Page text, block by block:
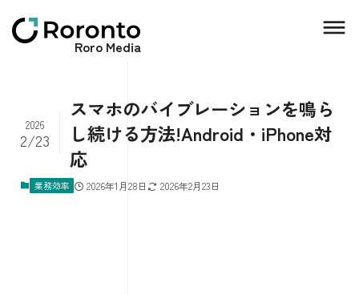
Roro Media
スマホのバイブレーションを鳴ら
し続ける方法!Android・iPhone対
応
2026
2/23
業務効率 2026年1月28日 2026年2月23日